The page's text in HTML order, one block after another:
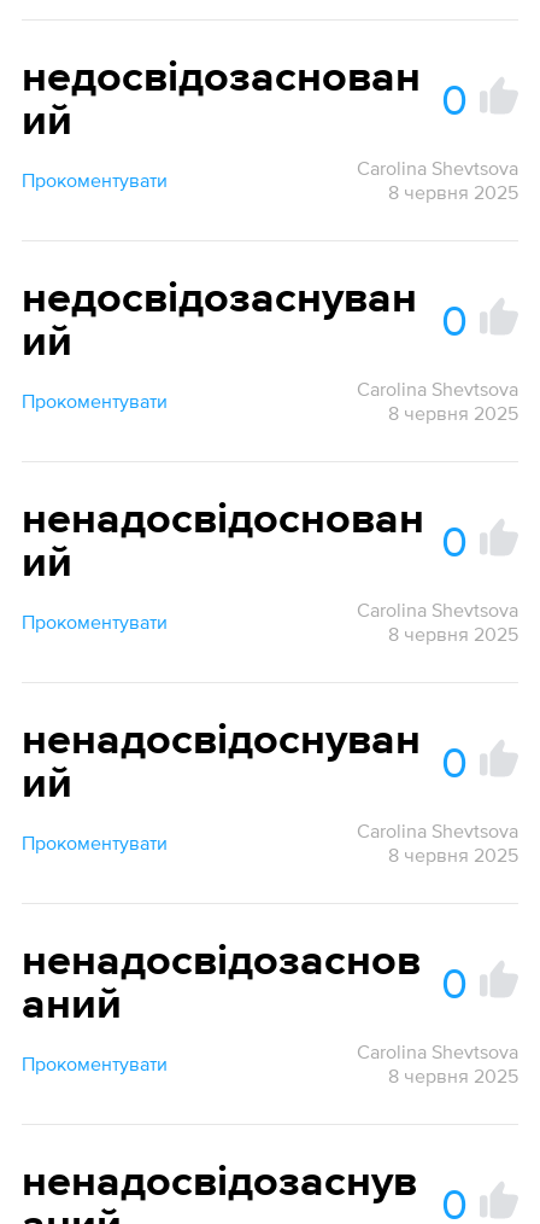
недосвідозаснован
ий
0
Прокоментувати
Carolina Shevtsova
8 червня 2025
недосвідозаснуван
ий
0
Прокоментувати
Carolina Shevtsova
8 червня 2025
ненадосвідоснован
ий
0
Прокоментувати
Carolina Shevtsova
8 червня 2025
ненадосвідоснуван
ий
0
Прокоментувати
Carolina Shevtsova
8 червня 2025
ненадосвідозаснов
аний
0
Прокоментувати
Carolina Shevtsova
8 червня 2025
ненадосвідозаснув
0